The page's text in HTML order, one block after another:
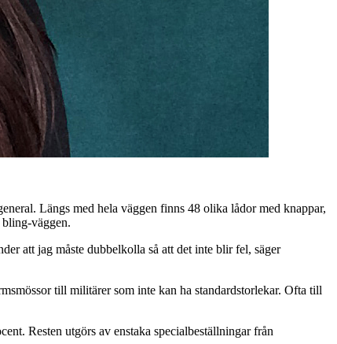
Längs med hela väggen finns 48 olika lådor med knappar,
bling-väggen.
att jag måste dubbelkolla så att det inte blir fel, säger
till militärer som inte kan ha standardstorlekar. Ofta till
Resten utgörs av enstaka specialbeställningar från